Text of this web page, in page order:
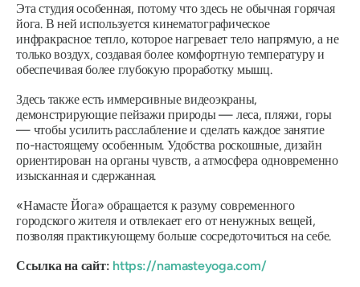
Эта студия особенная, потому что здесь не обычная горячая
йога. В ней используется кинематографическое
инфракрасное тепло, которое нагревает тело напрямую, а не
только воздух, создавая более комфортную температуру и
обеспечивая более глубокую проработку мышц.
Здесь также есть иммерсивные видеоэкраны,
демонстрирующие пейзажи природы — леса, пляжи, горы
— чтобы усилить расслабление и сделать каждое занятие
по-настоящему особенным. Удобства роскошные, дизайн
ориентирован на органы чувств, а атмосфера одновременно
изысканная и сдержанная.
«Намасте Йога» обращается к разуму современного
городского жителя и отвлекает его от ненужных вещей,
позволяя практикующему больше сосредоточиться на себе.
Ссылка на сайт: https://namasteyoga.com/